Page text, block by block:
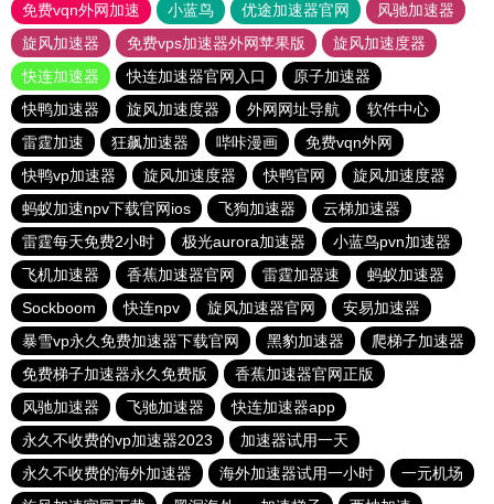
免费vqn外网加速
小蓝鸟 优途加速器官网
风驰加速器
旋风加速器
免费vps加速器外网苹果版
旋风加速度器
快连加速器
快连加速器官网入口
原子加速器
快鸭加速器
旋风加速度器 外网网址导航
软件中心
雷霆加速
狂飙加速器 哔咔漫画
免费vqn外网
快鸭vp加速器
旋风加速度器 快鸭官网
旋风加速度器
蚂蚁加速npv下载官网ios
飞狗加速器
云梯加速器
雷霆每天免费2小时
极光aurora加速器
小蓝鸟pvn加速器
飞机加速器
香蕉加速器官网 雷霆加器速
蚂蚁加速器
Sockboom
快连npv 旋风加速器官网
安易加速器
暴雪vp永久免费加速器下载官网
黑豹加速器
爬梯子加速器
免费梯子加速器永久免费版
香蕉加速器官网正版
风驰加速器
飞驰加速器
快连加速器app
永久不收费的vp加速器2023
加速器试用一天
永久不收费的海外加速器
海外加速器试用一小时
一元机场